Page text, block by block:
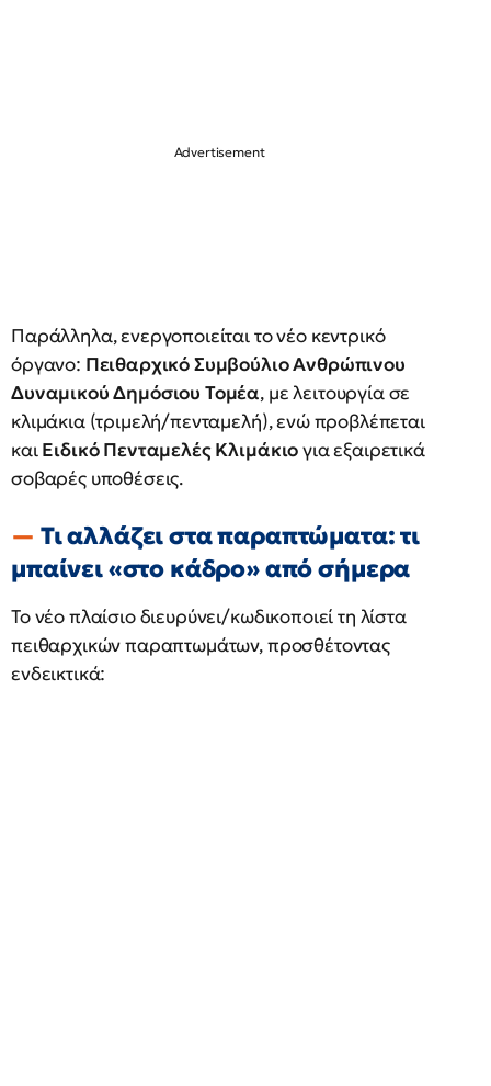
Παράλληλα, ενεργοποιείται το νέο κεντρικό
όργανο: Πειθαρχικό Συμβούλιο Ανθρώπινου
Δυναμικού Δημόσιου Τομέα, με λειτουργία σε
κλιμάκια (τριμελή/πενταμελή), ενώ προβλέπεται
καιΕιδικό Πενταμελές Κλιμάκιογια εξαιρετικά
σοβαρές υποθέσεις.
Τι αλλάζει στα παραπτώματα: τι
μπαίνει «στο κάδρο» από σήμερα
Το νέο πλαίσιο διευρύνει/κωδικοποιεί τη λίστα
πειθαρχικών παραπτωμάτων, προσθέτοντας
ενδεικτικά: